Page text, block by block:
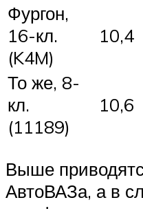
Фургон,
16-кл.
(K4M)
10,4
То же, 8-
кл.
(11189)
10,6
Выше
АвтоВАЗа, а в